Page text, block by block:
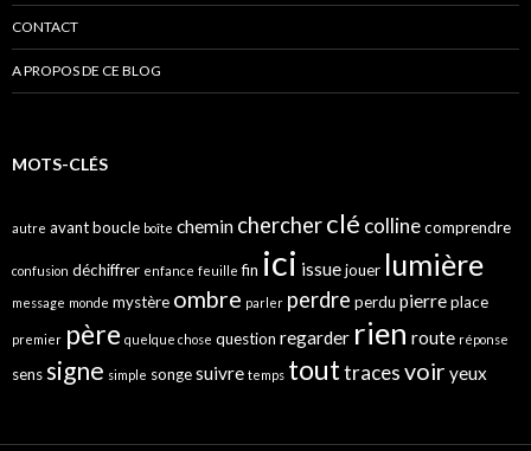
CONTACT
A PROPOS DE CE BLOG
MOTS-CLÉS
autre avantboucle boîte chemin chercherclé collinecomprendre
confusion déchiffrer enfance feuille fin ici issuejouer lumière
message monde mystère ombre parler perdre perdu pierreplace
premier père quelque chose question regarder rien route réponse
senssigne simple songesuivre temps touttracesvoir yeux